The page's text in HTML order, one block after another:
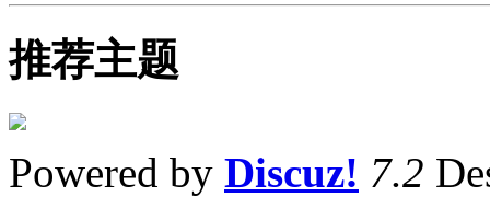
推荐主题
Powered by Discuz! 7.2